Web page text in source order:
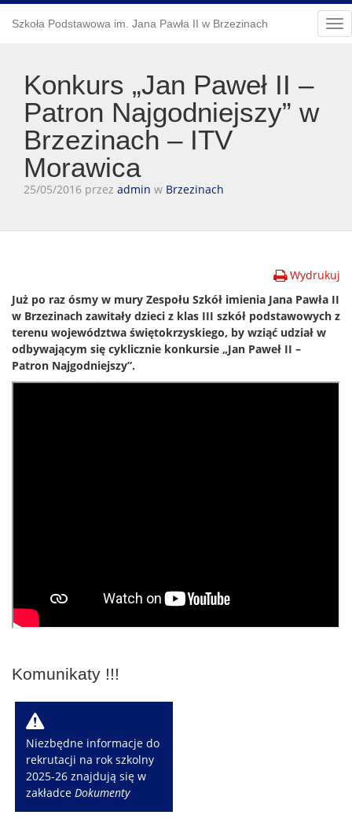
Szkoła Podstawowa im. Jana Pawła II w Brzezinach
Konkurs „Jan Paweł II –
Patron Najgodniejszy” w
Brzezinach – ITV
Morawica
25/05/2016 przez admin w Brzezinach
Wydrukuj
Już po raz ósmy w mury Zespołu Szkół imienia Jana Pawła II
w Brzezinach zawitały dzieci z klas III szkół podstawowych z
terenu województwa świętokrzyskiego, by wziąć udział w
odbywającym się cyklicznie konkursie „Jan Paweł II –
Patron Najgodniejszy”.
Komunikaty !!!
W
Niezbędne informacje do
rekrutacji na rok szkolny
2025-26 znajdują się w
zakładceDokumenty